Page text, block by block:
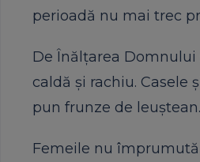
perioadă nu mai trec
De Înălțarea
caldă și rachiu. Casele
pun frunze de leuștean.
Femeile nu împrumută